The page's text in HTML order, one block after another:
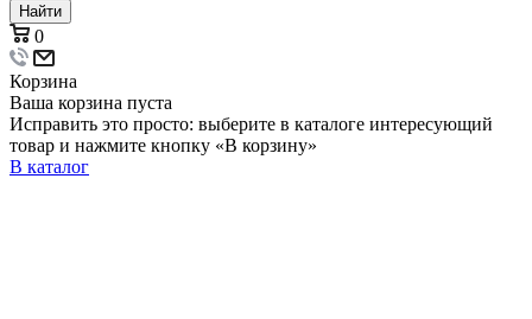
Найти
0
Корзина
Ваша корзина пуста
Исправить это просто: выберите в каталоге интересующий
товар и нажмите кнопку «В корзину»
В каталог